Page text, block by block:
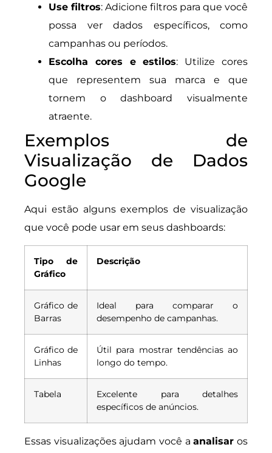
Use filtros: Adicione filtros para que você
possa ver dados específicos, como
campanhas ou períodos.
Escolha cores e estilos: Utilize cores
que representem sua marca e que
tornem o dashboard visualmente
atraente.
Exemplos de
Visualização de Dados
Google
Aqui estão alguns exemplos de visualização
que você pode usar em seus dashboards:
Tipo de
Gráfico
Descrição
Gráfico de
Barras
Ideal para comparar o
desempenho de campanhas.
Gráfico de
Linhas
Útil para mostrar tendências ao
longo do tempo.
Tabela
Excelente para detalhes
específicos de anúncios.
Essas visualizações ajudam você aanalisar os